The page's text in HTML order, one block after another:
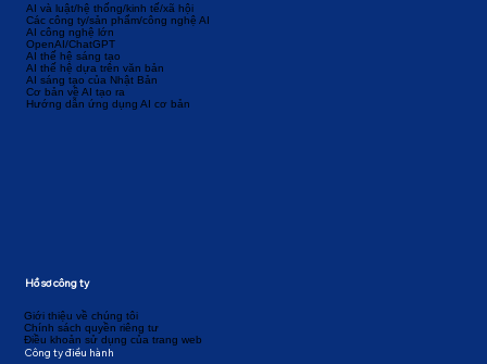
AI và luật/hệ thống/kinh tế/xã hội
Các công ty/sản phẩm/công nghệ AI
AI công nghệ lớn
OpenAI/ChatGPT
AI thế hệ sáng tạo
AI thế hệ dựa trên văn bản
AI sáng tạo của Nhật Bản
Cơ bản về AI tạo ra
Hướng dẫn ứng dụng AI cơ bản
Giới thiệu về chúng tôi
Chính sách quyền riêng tư
Điều khoản sử dụng của trang web
Công ty điều hành
Hồ sơ công ty